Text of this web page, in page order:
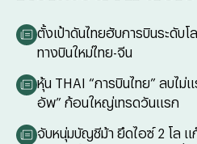
ตั้งเป้าดันไทยฮับการบินระดับ
ทางบินใหม่ไทย-จีน
หุ้น THAI “การบินไทย” ลบไ
อัพ” ก้อนใหญ่เทรดวันแรก
จับหนุ่มบัญชีม้า ยึดไอซ์ 2 โล แ